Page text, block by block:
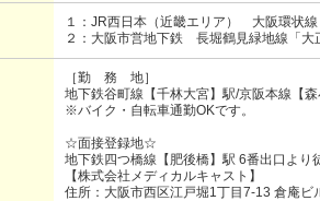
１：JR西日本（近畿エリア） 大阪環状線
２：大阪市営地下鉄
長堀鶴見緑地線 「大
［勤 務 地］
地下鉄谷町線【千林大宮】駅/京阪本線【
※バイク・自転車通勤OKです。
☆面接登録地☆
地下鉄四つ橋線【肥後橋】駅 6番出口より
【株式会社メディカルキャスト】
住所：大阪市西区江戸堀1丁目7-13 倉庵ビ